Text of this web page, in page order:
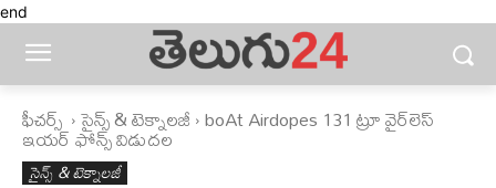
end
ఫీచ‌ర్స్ ‌ సైన్స్‌ & టెక్నాలజీ boAt Airdopes 131 ట్రూ వైర్‌లెస్
ఇయర్ ఫోన్స్‌ విడుదల
సైన్స్‌ & టెక్నాలజీ